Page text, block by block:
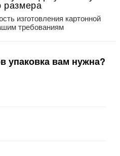
размера
изготовления картонной
требованиям
упаковка вам нужна?